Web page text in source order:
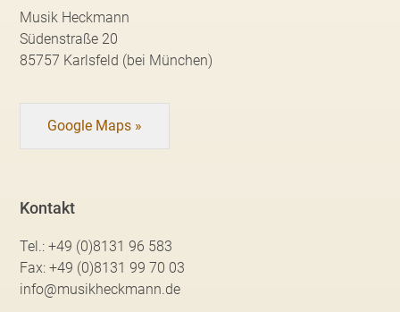
Musik Heckmann
Südenstraße 20
85757 Karlsfeld (bei München)
Google Maps »
Kontakt
Tel.:+49 (0)8131 96 583
Fax:+49 (0)8131 99 70 03
info@musikheckmann.de